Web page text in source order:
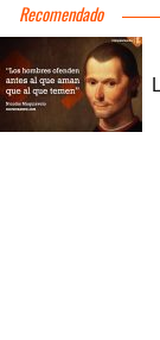
Recomendado